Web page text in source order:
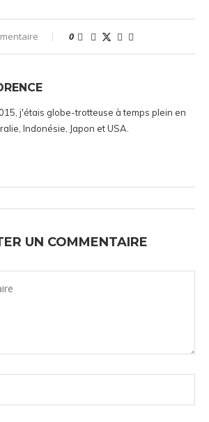
0
j'étais globe-trotteuse à temps plein en
Indonésie, Japon et USA.
UN COMMENTAIRE